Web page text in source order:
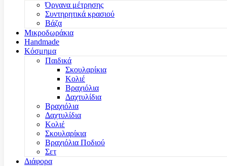
Όργανα μέτρησης
Συντηρητικά κρασιού
Βάζα
Μικροδωράκια
Handmade
Κόσμημα
Παιδικά
Σκουλαρίκια
Κολιέ
Βραχιόλια
Δαχτυλίδια
Βραχιόλια
Δαχτυλίδια
Κολιέ
Σκουλαρίκια
Βραχιόλια Ποδιού
Σετ
Διάφορα